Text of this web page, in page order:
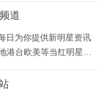
道
日为你提供新明星资讯
港台欧美等当红明星的
跟随明星时尚走在潮流